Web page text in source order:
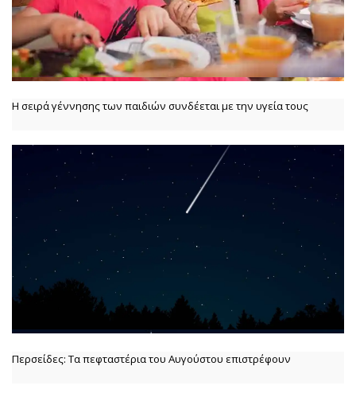
Η σειρά γέννησης των παιδιών συνδέεται με την υγεία τους
Περσείδες: Τα πεφταστέρια του Αυγούστου επιστρέφουν